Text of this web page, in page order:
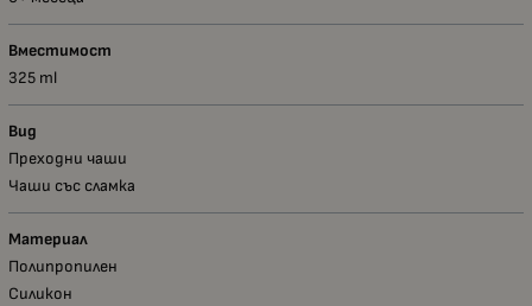
Вместимост
325 ml
Вид
Преходни чаши
Чаши със сламка
Материал
Полипропилен
Силикон